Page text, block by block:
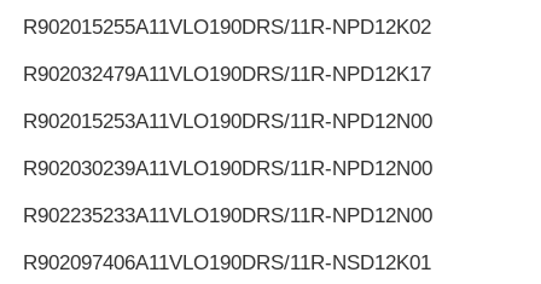
R902015255A11VLO190DRS/11R-NPD12K02
R902032479A11VLO190DRS/11R-NPD12K17
R902015253A11VLO190DRS/11R-NPD12N00
R902030239A11VLO190DRS/11R-NPD12N00
R902235233A11VLO190DRS/11R-NPD12N00
R902097406A11VLO190DRS/11R-NSD12K01